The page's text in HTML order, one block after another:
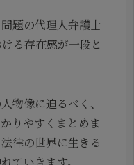
題の代理人弁護士
る存在感が一段と
物像に迫るべく、
りやすくまとめま
律の世界に生きる